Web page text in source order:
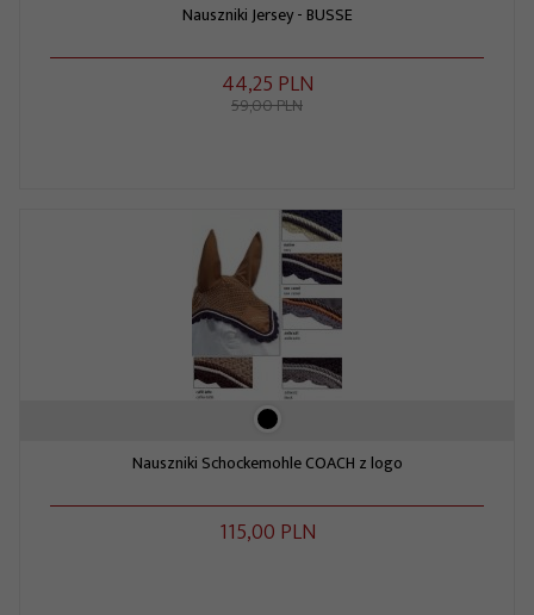
Nauszniki Jersey - BUSSE
44,25 PLN
59,00 PLN
Nauszniki Schockemohle COACH z logo
115,00 PLN